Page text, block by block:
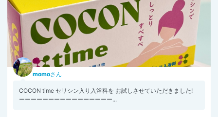
momoさん
COCON time セリシン入り入浴料を お試しさせていただきました!
ーーーーーーーーーーーーーーーー...